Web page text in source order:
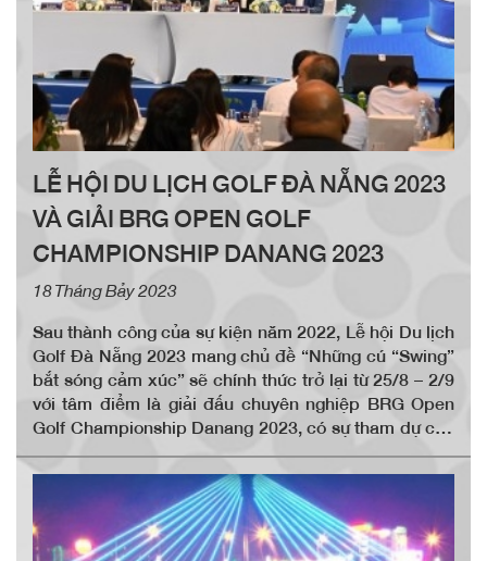
LỄ HỘI DU LỊCH GOLF ĐÀ NẴNG 2023
VÀ GIẢI BRG OPEN GOLF
CHAMPIONSHIP DANANG 2023
18 Tháng Bảy 2023
Sau thành công của sự kiện năm 2022, Lễ hội Du lịch
Golf Đà Nẵng 2023 mang chủ đề “Những cú “Swing”
bắt sóng cảm xúc” sẽ chính thức trở lại từ 25/8 – 2/9
với tâm điểm là giải đấu chuyên nghiệp BRG Open
Golf Championship Danang 2023, có sự tham dự của
các gôn thủ chuyên nghiệp hàng đầu Châu Á cùng các
hoạt động triển lãm, hội thảo và giải trí, hứa hẹn mang
đến không khí sôi động, tràn đầy hứng khởi cho gôn
thủ và công chúng.